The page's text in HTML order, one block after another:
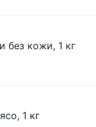
без кожи, 1 кг
1 кг